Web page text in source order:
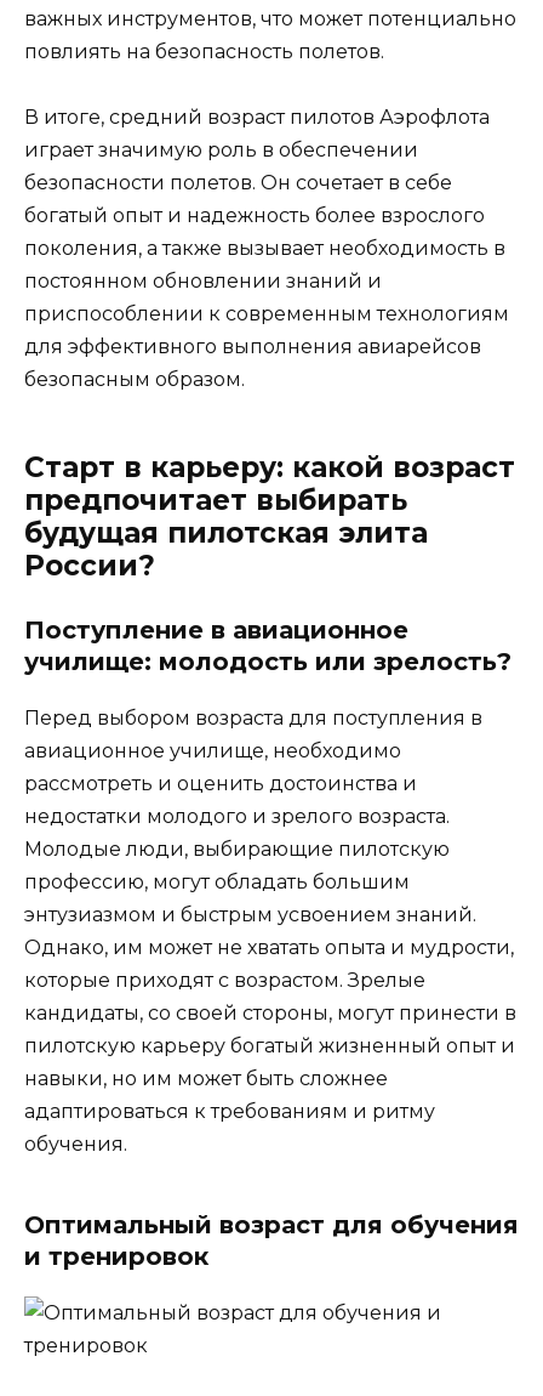
важных инструментов, что может потенциально
повлиять на безопасность полетов.
В итоге, средний возраст пилотов Аэрофлота
играет значимую роль в обеспечении
безопасности полетов. Он сочетает в себе
богатый опыт и надежность более взрослого
поколения, а также вызывает необходимость в
постоянном обновлении знаний и
приспособлении к современным технологиям
для эффективного выполнения авиарейсов
безопасным образом.
Старт в карьеру: какой возраст
предпочитает выбирать
будущая пилотская элита
России?
Поступление в авиационное
училище: молодость или зрелость?
Перед выбором возраста для поступления в
авиационное училище, необходимо
рассмотреть и оценить достоинства и
недостатки молодого и зрелого возраста.
Молодые люди, выбирающие пилотскую
профессию, могут обладать большим
энтузиазмом и быстрым усвоением знаний.
Однако, им может не хватать опыта и мудрости,
которые приходят с возрастом. Зрелые
кандидаты, со своей стороны, могут принести в
пилотскую карьеру богатый жизненный опыт и
навыки, но им может быть сложнее
адаптироваться к требованиям и ритму
обучения.
Оптимальный возраст для обучения
и тренировок